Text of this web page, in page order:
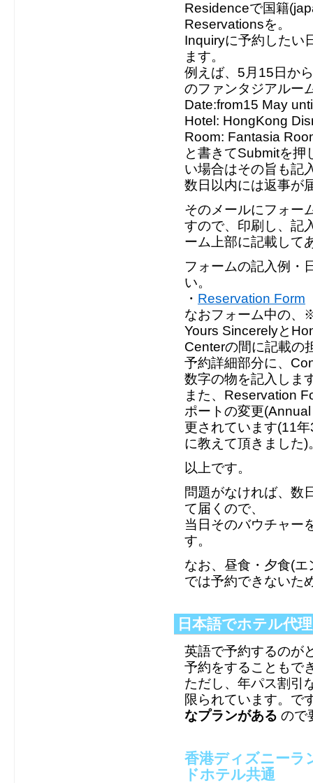
Residenceで国籍
Reservationsを。
Inquiryに予約したい
ます。
例えば、5月15日か
のファンタジアルー
Date:from15 May
Hotel: HongKong
Room: Fantasia
と書きてSubmitを押
い場合はその旨も記
数日以内には返事が
そのメールにフォー
すので、印刷し、記
ーム上部に記載して
フォームの記入例・
い。
・ Reservation Form
なおフォーム中の、
Yours Sincerelyと
Centerの間に記載の
予約詳細部分に、
数字の物を記入しま
また、Reservation
ポートの変更
更されています(11
に教えて頂きました)
以上です。
問題がなければ、数
て届くので、
当日そのバウチャー
す。
なお、昼食・夕食(
では予約できないた
日本語でホテル代
英語で予約するのが
予約をすることもで
ただし、年パス割引
限られています。で
なプランがある ので
香港ディズニーラ
ドホテル共通